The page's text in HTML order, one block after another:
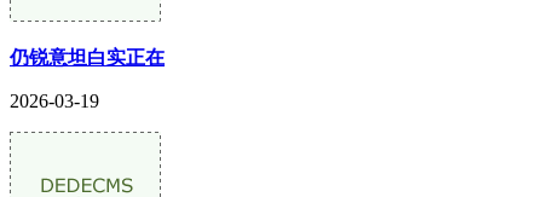
仍锐意坦白实正在
2026-03-19